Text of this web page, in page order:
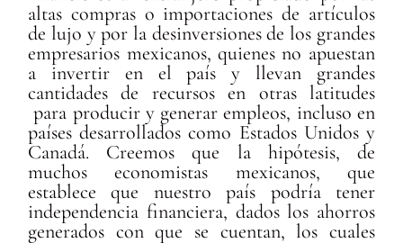
altas compras o importaciones de artículos
de lujo y por la desinversiones de los grandes
empresarios mexicanos, quienes no apuestan
a invertir en el país y llevan grandes
cantidades de recursos en otras latitudes
para producir y generar empleos, incluso en
países desarrollados como Estados Unidos y
Canadá. Creemos que la hipótesis, de
muchos economistas mexicanos, que
establece que nuestro país podría tener
independencia financiera, dados los ahorros
generados con que se cuentan, los cuales